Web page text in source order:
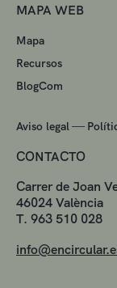
MAPA WEB
Mapa
Recursos
BlogCom
Aviso legal—
CONTACTO
Carrer de Joan
46024 València
T. 963 510 028